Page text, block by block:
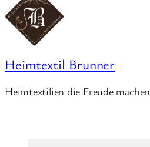
Heimtextil Brunner
Heimtextilien die Freude machen